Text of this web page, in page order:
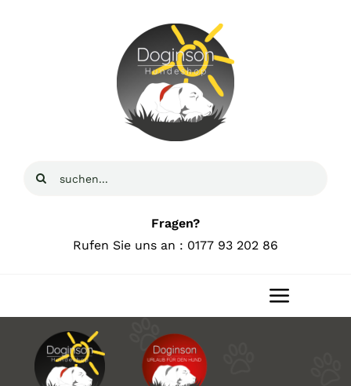
Suche
Fragen?
Rufen Sie uns an : 0177 93 202 86
Toggle
Home